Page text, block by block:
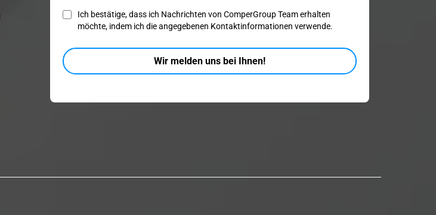
Ich bestätige, dass ich Nachrichten von ComperGroup Team erhalten
möchte, indem ich die angegebenen Kontaktinformationen verwende.
Wir melden uns bei Ihnen!